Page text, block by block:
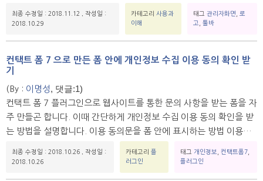
최종 수정일 : 2018.11.12 , 작성일 :
2018.10.29
카테고리 사용과
이해
태그 관리자화면
로
고
툴바
컨택트 폼 7 으로 만든 폼 안에 개인정보 수집 이용 동의 확인 받
기
(By : 이명성 , 댓글:1)
컨택트 폼 7 플러그인으로 웹사이트를 통한 문의 사항을 받는 폼을 자
주 만들곤 합니다. 이때 간단하게 개인정보 수집 이용 동의 확인을 받
는 방법을 설명합니다. 이용 동의문을 폼 안에 표시하는 방법 이용…
최종 수정일 : 2018.10.26
작성일 :
2018.10.26
카테고리플
러그인
태그 개인정보 컨택트폼7,
플러그인